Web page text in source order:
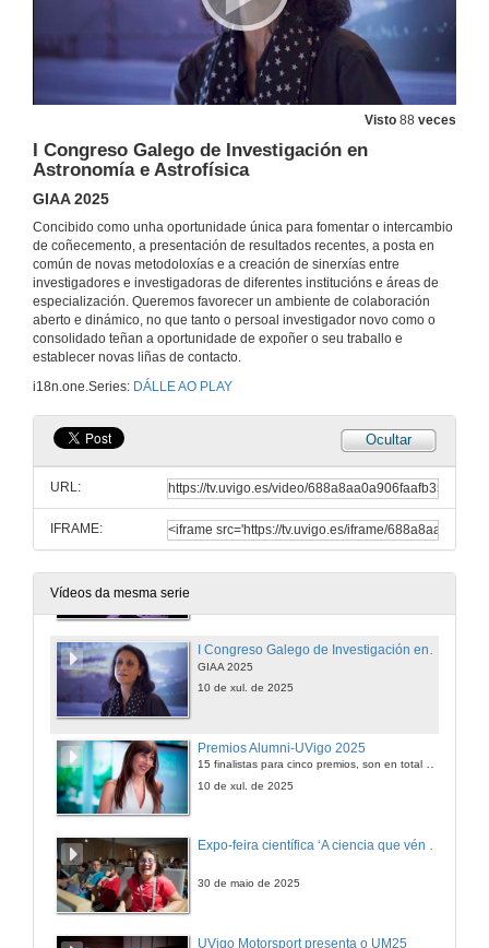
Visto 88 veces
I Congreso Galego de Investigación en
Astronomía e Astrofísica
GIAA 2025
Concibido como unha oportunidade única para fomentar o intercambio
de coñecemento, a presentación de resultados recentes, a posta en
común de novas metodoloxías e a creación de sinerxías entre
investigadores e investigadoras de diferentes institucións e áreas de
especialización. Queremos favorecer un ambiente de colaboración
aberto e dinámico, no que tanto o persoal investigador novo como o
consolidado teñan a oportunidade de expoñer o seu traballo e
establecer novas liñas de contacto.
i18n.one.Series: DÁLLE AO PLAY
Ocultar
URL:
IFRAME:
Vídeos da mesma serie
26 de feb. de 2026
XXVI Foro Tecnolóxico de Emprego
25 anos de iniciativa estudantil cunha idea moi clara: conectar o talento universitario coas empresas do sector tecnolóxico e industrial
27 de feb. de 2026
Presentación do Piloto Shuttle Autónomo
22 de xan. de 2026
12 de nov. de 2025
G-Night 2025. Noite europea das persoas investigadoras
Coa creatividade e a súa relación co coñecemento científico como eixo do evento, baixo o lema “Conciencias creativas” esta xornada de lecer e divulgación está confomada por obradoiros, xogos, charlas e espectáculos.
26 de set. de 2025
Xornadas de benvida 2025/2026. Universidade de Vigo
I Congreso Galego de Investigación en Astronomía e Astrofísica
GIAA 2025
10 de xul. de 2025
Premios Alumni-UVigo 2025
15 finalistas para cinco premios, son en total 15 finalistas: 9 mulleres e oito homes, divididos en cinco categorías: Alumni -Uvigo Traxectoria Profesional, Emprendemento, Humanidades, Impacto Social e Investigación.
10 de xul. de 2025
Expo-feira científica ‘A ciencia que vén ten nome de muller’
30 de maio de 2025
UVigo Motorsport presenta o UM25